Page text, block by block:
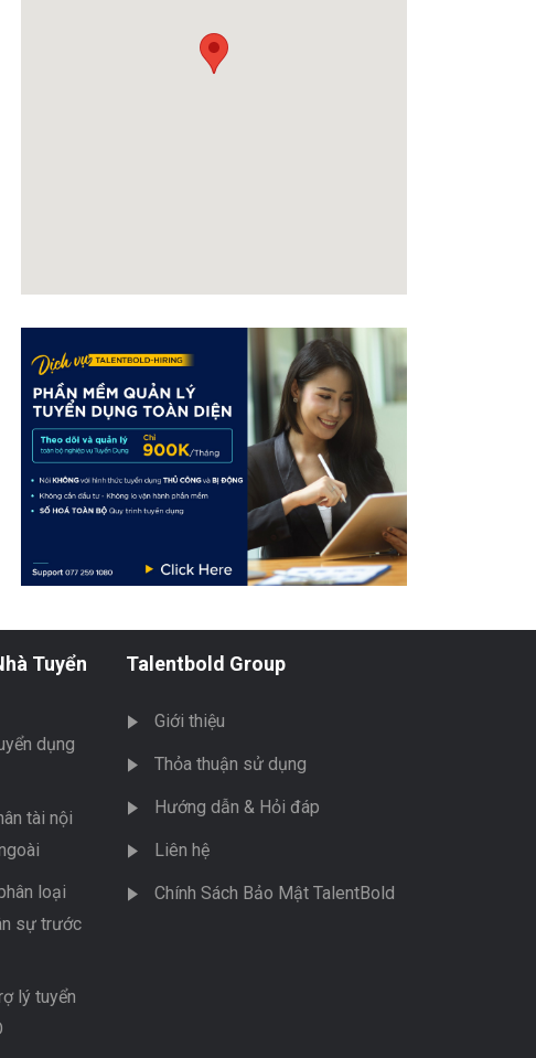
Tuyển
dụng
tài nội
loại
sự trước
lý tuyển
Talentbold Group
Giới thiệu
Thỏa thuận sử dụng
Hướng dẫn & Hỏi đáp
Liên hệ
Chính Sách Bảo Mật TalentBold